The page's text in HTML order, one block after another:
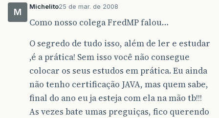
M
Michelito25 de mar. de 2008
Como nosso colega FredMP falou…
O segredo de tudo isso, além de ler e estudar
,é a prática! Sem isso você não consegue
colocar os seus estudos em prática. Eu ainda
não tenho certificação JAVA, mas quem sabe,
final do ano eu ja esteja com ela na mão tb!!!
As vezes bate umas preguiças, fico querendo